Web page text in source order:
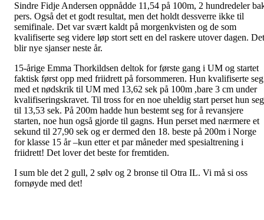
Sindre Fidje Andersen oppnådde 11,54 på 100m, 2 hundredeler
pers. Også det et godt resultat, men det holdt dessverre ikke til
semifinale. Det var svært kaldt på morgenkvisten og de som
kvalifiserte seg videre løp stort sett en del raskere utover dagen. Det
blir nye sjanser neste år.
15-årige Emma Thorkildsen deltok for første gang i UM og startet
faktisk først opp med friidrett på forsommeren. Hun kvalifiserte seg
med et nødskrik til UM med 13,62 sek på 100m ,bare 3 cm under
kvalifiseringskravet. Til tross for en noe uheldig start perset hun seg
til 13,53 sek. På 200m hadde hun bestemt seg for å revansjere
starten, noe hun også gjorde til gagns. Hun perset med nærmere et
sekund til 27,90 sek og er dermed den 18. beste på 200m i Norge
for klasse 15 år –kun etter et par måneder med spesialtrening i
friidrett! Det lover det beste for fremtiden.
I sum ble det 2 gull, 2 sølv og 2 bronse til Otra IL. Vi må si oss
fornøyde med det!